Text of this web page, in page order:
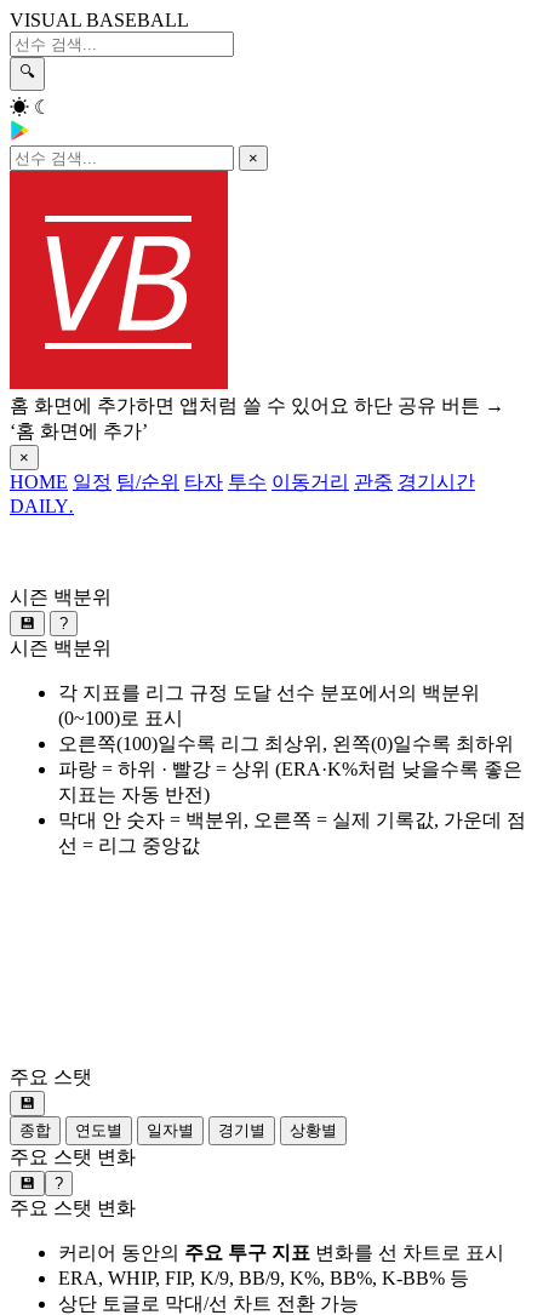
VISUAL BASEBALL
🔍
☀ ☾
×
홈 화면에 추가하면 앱처럼 쓸 수 있어요 하단 공유 버튼 →
‘홈 화면에 추가’
×
HOME 일정 팀/순위 타자 투수 이동거리 관중 경기시간
DAILY.
시즌 백분위
💾 ?
시즌 백분위
각 지표를 리그 규정 도달 선수 분포에서의 백분위
(0~100)로 표시
오른쪽(100)일수록 리그 최상위, 왼쪽(0)일수록 최하위
파랑 = 하위 · 빨강 = 상위 (ERA·K%처럼 낮을수록 좋은
지표는 자동 반전)
막대 안 숫자 = 백분위, 오른쪽 = 실제 기록값, 가운데 점
선 = 리그 중앙값
주요 스탯
💾
종합
연도별 일자별 경기별 상황별
주요 스탯 변화
💾 ?
주요 스탯 변화
커리어 동안의 주요 투구 지표 변화를 선 차트로 표시
ERA, WHIP, FIP, K/9, BB/9, K%, BB%, K-BB% 등
상단 토글로 막대/선 차트 전환 가능